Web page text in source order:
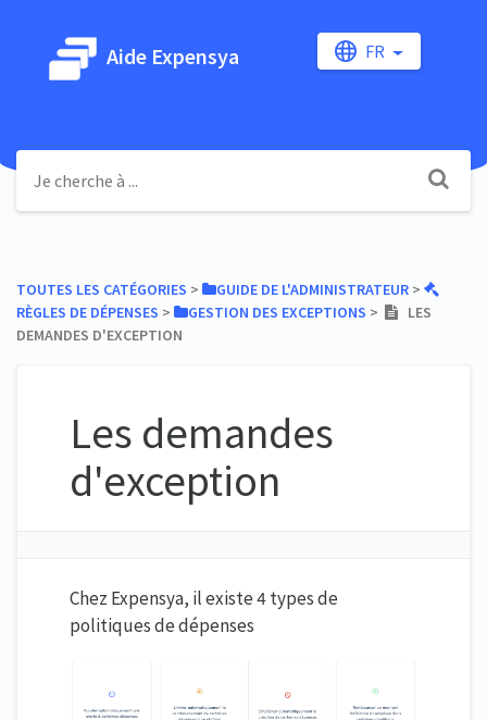
Aide Expensya FR
TOUTES LES CATÉGORIES ​ > ​ ​GUIDE DE L'ADMINISTRATEUR ​ > ​
RÈGLES DE DÉPENSES ​ > ​ ​GESTION DES EXCEPTIONS ​ > ​
LES
DEMANDES D'EXCEPTION
Les demandes
d'exception
Chez Expensya, il existe 4 types de
politiques de dépenses